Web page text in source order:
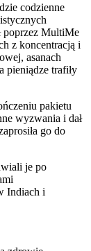
codzienne
poprzez MultiMe
z koncentracją i
asanach
pieniądze trafiły
pakietu
wyzwania i dał
go do
je po
Indiach i